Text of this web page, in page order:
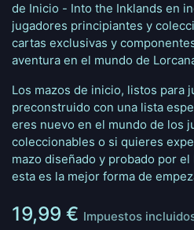
de Inicio - Into the Inklands en
jugadores principiantes y
cartas exclusivas y
aventura en el mundo de
Los mazos de inicio, listos para
preconstruido con una lista
eres nuevo en el mundo de los
coleccionables o si quieres
mazo diseñado y probado por
esta es la mejor forma de
19,99 € Impuestos